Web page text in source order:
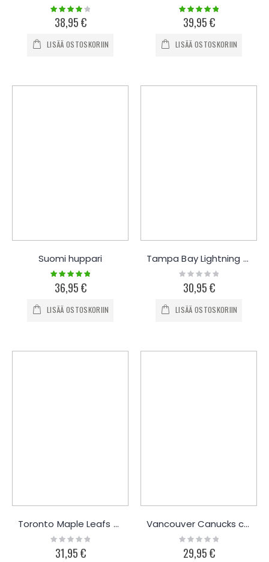
Rating:
80%
38,95 €
LISÄÄ OSTOSKORIIN
Rating:
100%
39,95 €
LISÄÄ OSTOSKORIIN
Suomi huppari
Rating:
100%
36,95 €
LISÄÄ OSTOSKORIIN
Tampa Bay Lightning collegepaita
Rating:
0%
30,95 €
LISÄÄ OSTOSKORIIN
Toronto Maple Leafs collegepaita
Rating:
0%
31,95 €
Vancouver Canucks collegepaita
Rating:
0%
29,95 €